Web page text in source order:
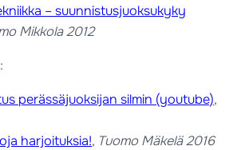
– suunnistusjuoksukyky
Mikkola 2012
perässäjuoksijan silmin (youtube),
harjoituksia!, Tuomo Mäkelä 2016